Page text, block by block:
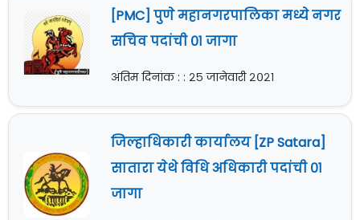
[PMC] पुणे महानगरपालिका मध्ये नगर
सचिव पदांची ०१ जागा
अंतिम दिनांक : : २५ जानेवारी २०२१
जिल्हाधिकारी कार्यालय [ZP Satara]
सातारा येथे विधि अधिकारी पदांची ०१
जागा